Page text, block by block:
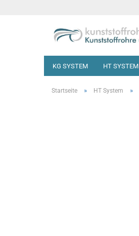
KG SYSTEM HT SYSTEM
Startseite » HT System »